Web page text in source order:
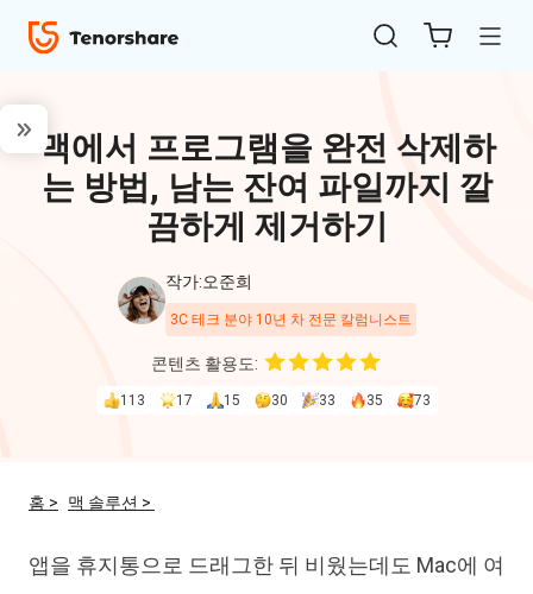
ReiBoot
4uKey
맥에서 프로그램을 완전 삭제하
는 방법, 남는 잔여 파일까지 깔
끔하게 제거하기
작가:오준희
3C 테크 분야 10년 차 전문 칼럼니스트
콘텐츠 활용도:
113 17 15 30 33 35 73
홈 > 맥 솔루션 >
앱을 휴지통으로 드래그한 뒤 비웠는데도 Mac에 여